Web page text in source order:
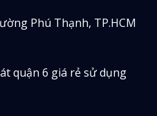
Phú Thạnh, TP.HCM
quận 6 giá rẻ sử dụng